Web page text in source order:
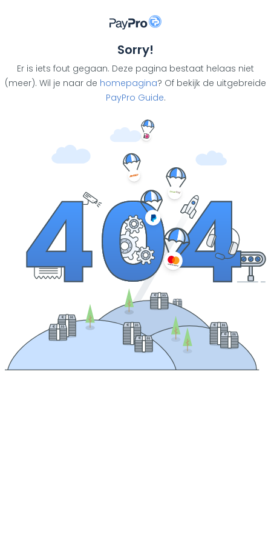
Sorry!
Er is iets fout gegaan. Deze pagina bestaat helaas niet
(meer). Wil je naar de homepagina? Of bekijk de uitgebreide
PayPro Guide.